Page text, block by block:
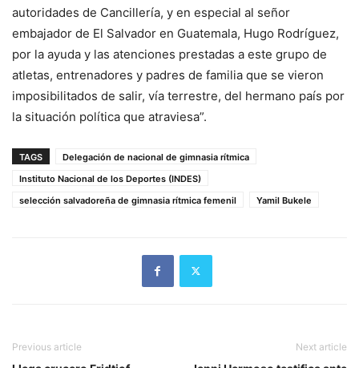
autoridades de Cancillería, y en especial al señor
embajador de El Salvador en Guatemala, Hugo Rodríguez,
por la ayuda y las atenciones prestadas a este grupo de
atletas, entrenadores y padres de familia que se vieron
imposibilitados de salir, vía terrestre, del hermano país por
la situación política que atraviesa”.
TAGS
Delegación de nacional de gimnasia rítmica
Instituto Nacional de los Deportes (INDES)
selección salvadoreña de gimnasia rítmica femenil
Yamil Bukele
Previous article Next article